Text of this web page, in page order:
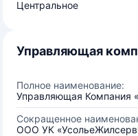
Центральное
Управляющая
Полное наименование:
Управляющая Компания
Сокращенное
ООО УК